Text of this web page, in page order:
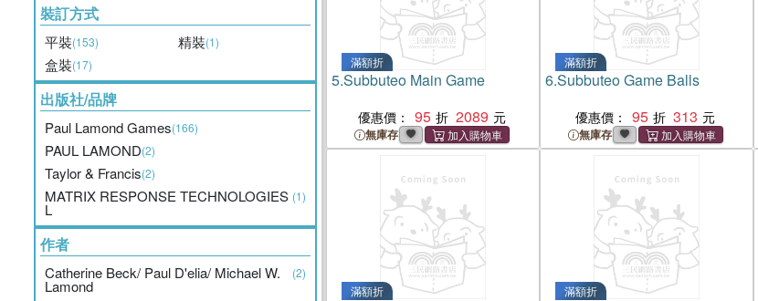
裝訂方式
平裝(153) 精裝(1)
盒裝(17)
出版社/品牌
Paul Lamond Games(166)
PAUL LAMOND(2)
Taylor & Francis(2)
MATRIX RESPONSE TECHNOLOGIES
L
(1)
作者
Catherine Beck/ Paul D'elia/ Michael W.
Lamond
(2)
滿額折
5.Subbuteo Main Game
優惠價： 95 2089
無庫存
滿額折
6.Subbuteo Game Balls
優惠價： 95 313
無庫存
滿額折 滿額折